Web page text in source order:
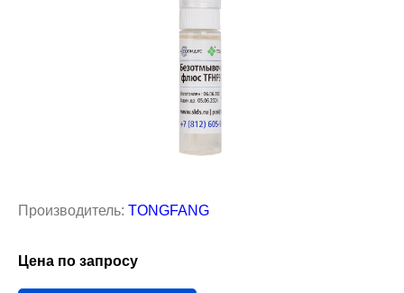
Производитель: TONGFANG
Цена по запросу